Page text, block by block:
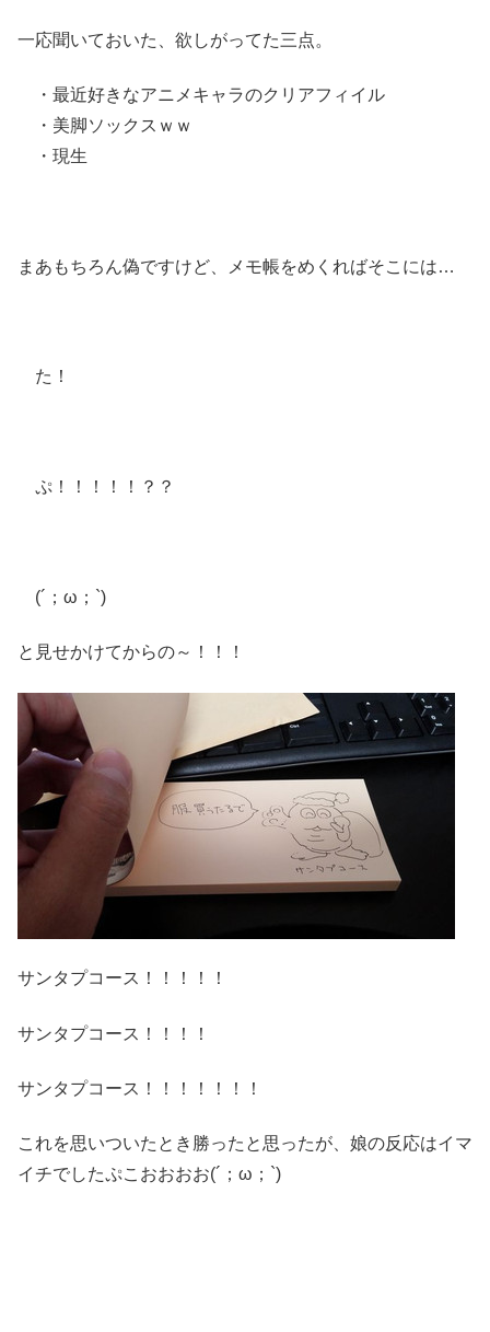
一応聞いておいた、欲しがってた三点。
・最近好きなアニメキャラのクリアフィイル
・美脚ソックスｗｗ
・現生
まあもちろん偽ですけど、メモ帳をめくればそこには…
た！
ぷ！！！！！？？
(´；ω；`)
と見せかけてからの～！！！
サンタプコース！！！！！
サンタプコース！！！！
サンタプコース！！！！！！！
これを思いついたとき勝ったと思ったが、娘の反応はイマ
イチでしたぷこおおおお(´；ω；`)